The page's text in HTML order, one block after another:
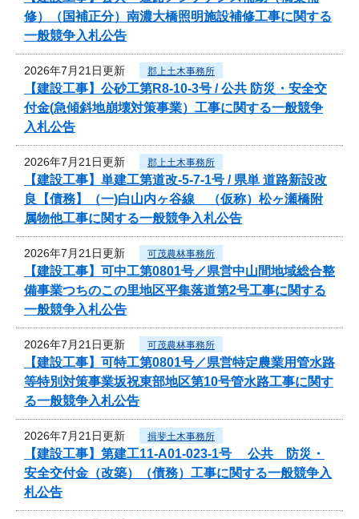
修）（国補正分）南濃大橋照明施設補修工事に関する
一般競争入札公告
2026年7月21日更新 郡上土木事務所
【建設工事】公砂工第R8-10-3号 / 公共 防災・安全交
付金(急傾斜地崩壊対策事業）工事に関する一般競争
入札公告
2026年7月21日更新 郡上土木事務所
【建設工事】単建工第道改-5-7-1号 / 県単 道路新設改
良【債務】（一)白山内ヶ谷線 （仮称）松ヶ瀬橋附
属物他工事に関する一般競争入札公告
2026年7月21日更新 可茂農林事務所
【建設工事】可中工第0801号／県営中山間地域総合整
備事業つちのこの里地区平集落道第2号工事に関する
一般競争入札公告
2026年7月21日更新 可茂農林事務所
【建設工事】可特工第0801号／県営特定農業用管水路
等特別対策事業坂祝東部地区第10号管水路工事に関す
る一般競争入札公告
2026年7月21日更新 揖斐土木事務所
【建設工事】第建工11-A01-023-1号 公共 防災・
安全交付金（改築）（債務）工事に関する一般競争入
札公告